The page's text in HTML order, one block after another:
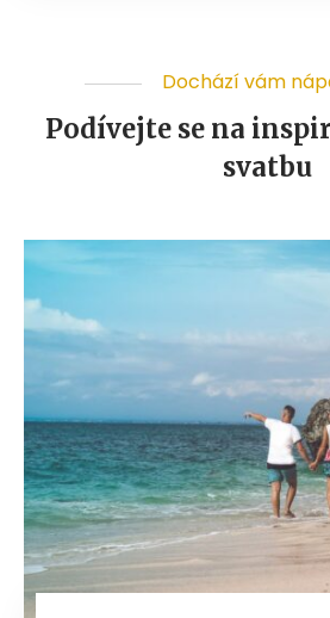
Dochází vám
Podívejte se na
svatbu